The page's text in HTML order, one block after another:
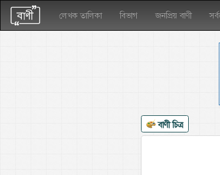
লেখক তালিকা বিভাগ জনপ্রিয় বাণী
বাণী চিত্র